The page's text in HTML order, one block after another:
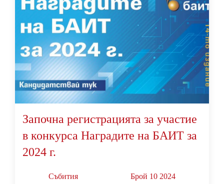
Започна регистрацията за участие
в конкурса Наградите на БАИТ за
2024 г.
Събития Брой 10 2024